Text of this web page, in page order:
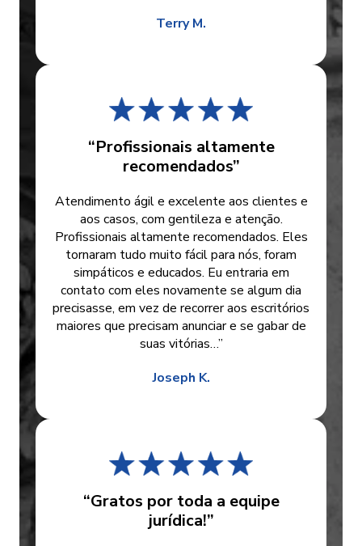
Terry M.
“Profissionais altamente
recomendados”
Atendimento ágil e excelente aos clientes e
aos casos, com gentileza e atenção.
Profissionais altamente recomendados. Eles
tornaram tudo muito fácil para nós, foram
simpáticos e educados. Eu entraria em
contato com eles novamente se algum dia
precisasse, em vez de recorrer aos escritórios
maiores que precisam anunciar e se gabar de
suas vitórias…”
Joseph K.
“Gratos por toda a equipe
jurídica!”